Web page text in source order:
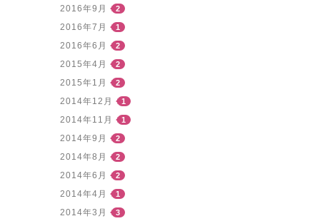
2016年9月 2
2016年7月 1
2016年6月 2
2015年4月 2
2015年1月 2
2014年12月 1
2014年11月 1
2014年9月 2
2014年8月 2
2014年6月 2
2014年4月 1
2014年3月 3